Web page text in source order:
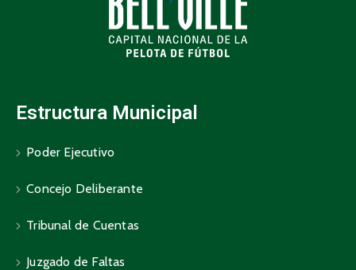
Estructura Municipal
Poder Ejecutivo
Concejo Deliberante
Tribunal de Cuentas
Juzgado de Faltas